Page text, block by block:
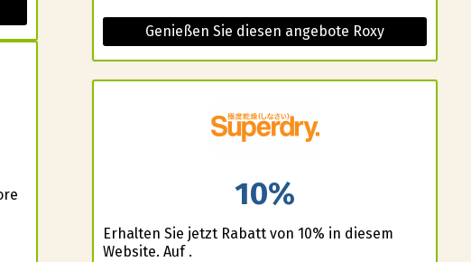
Genießen Sie diesen angebote Roxy
10%
Erhalten Sie jetzt Rabatt von 10% in diesem
Website. Auf .